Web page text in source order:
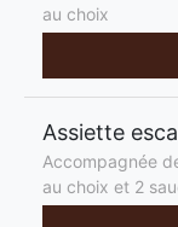
au choix
Assiette
Accompagnée
au choix et 2